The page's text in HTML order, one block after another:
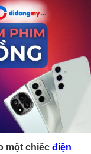
một chiếc điện